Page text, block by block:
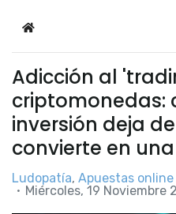
Home
Adicción al
criptomonedas:
inversión deja
convierte en
Ludopatía Apuestas online
Miércoles, 19 Noviembre